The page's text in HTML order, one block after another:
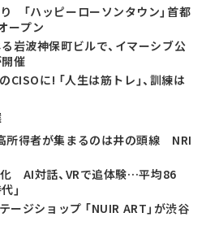
「ハッピーローソンタウン」首都
ープン
岩波神保町ビルで、イマーシブ公
開催
CISOに! 「人生は筋トレ」、訓練は
所得者が集まるのは井の頭線 NRI
AI対話、VRで追体験…平均86
」
ージショップ 「NUIR ART」が渋谷